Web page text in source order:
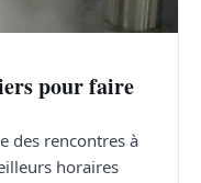
pour faire
des rencontres à
horaires